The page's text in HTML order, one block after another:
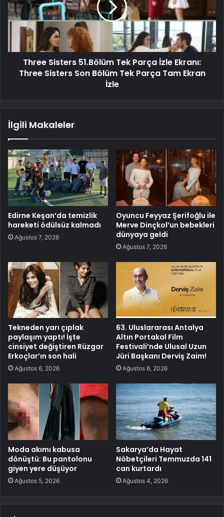
Three Sisters 51.Bölüm Tek Parça İzle Ekranı:
Three Sisters Son Bölüm Tek Parça Tam Ekran
İzle
İlgili Makaleler
Edirne Keşan’da temizlik
hareketi ödülsüz kalmadı
Ağustos 7, 2026
Oyuncu Feyyaz Şerifoğlu ile
Merve Dinçkol’un bebekleri
dünyaya geldi
Ağustos 7, 2026
Tekneden yarı çıplak
paylaşım yaptı! İşte
cinsiyet değiştiren Rüzgar
Erkoçlar’ın son hali
Ağustos 6, 2026
63. Uluslararası Antalya
Altın Portakal Film
Festivali’nde Ulusal Uzun
Jüri Başkanı Derviş Zaim!
Ağustos 6, 2026
Moda akımı kabusa
dönüştü: Bu pantolonu
giyen yere düşüyor
Ağustos 5, 2026
Sakarya’da Hayat
Nöbetçileri Temmuzda 141
can kurtardı
Ağustos 4, 2026